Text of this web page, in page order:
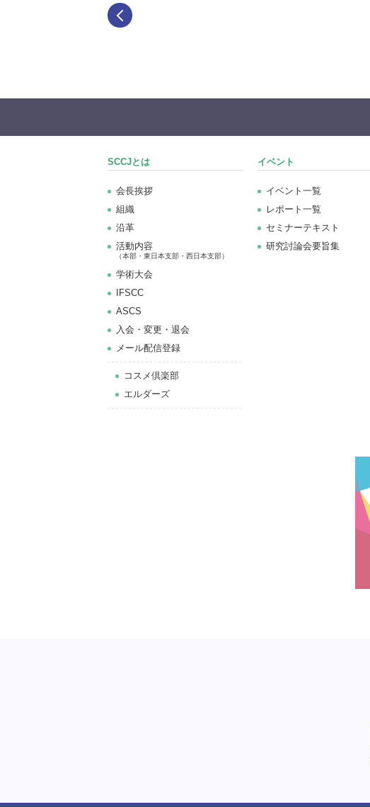
SCCJとは
会長挨拶
組織
沿革
活動内容
（本部・東日本支部・西日本支部）
学術大会
IFSCC
ASCS
⼊会・変更・退会
メール配信登録
コスメ倶楽部
エルダーズ
イベント
イベント一覧
レポート一覧
セミナーテキスト
研究討論会要旨集